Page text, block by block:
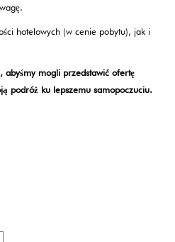
hotelowych (w cenie pobytu), jak i
abyśmy mogli przedstawić ofertę
podróż ku lepszemu samopoczuciu.